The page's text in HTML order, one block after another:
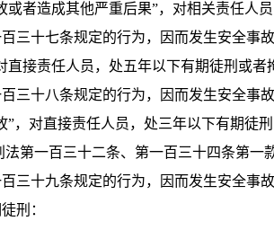
或者造成其他严重后果”，对相关责任人
三十七条规定的行为，因而发生安全事
直接责任人员，处五年以下有期徒刑或者
三十八条规定的行为，因而发生安全事
”，对直接责任人员，处三年以下有期徒
法第一百三十二条、第一百三十四条第
三十九条规定的行为，因而发生安全事
刑：